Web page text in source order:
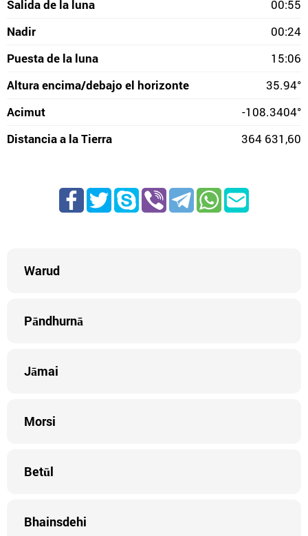
Salida de la luna
00:55
Nadir
00:24
Puesta de la luna
15:06
Altura encima/debajo el horizonte
35.94°
Acimut
-108.3404°
Distancia a la Tierra
364 631,60
Warud
Pāndhurnā
Jāmai
Morsi
Betūl
Bhainsdehi